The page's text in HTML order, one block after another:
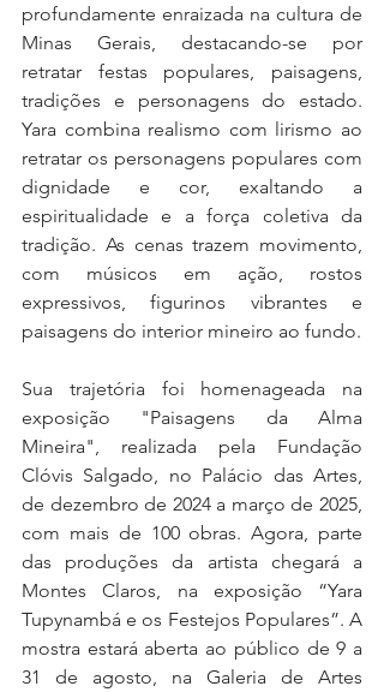
profundamente enraizada na cultura de
Minas Gerais, destacando-se por
retratar festas populares, paisagens,
tradições e personagens do estado.
Yara combina realismo com lirismo ao
retratar os personagens populares com
dignidade e cor, exaltando a
espiritualidade e a força coletiva da
tradição. As cenas trazem movimento,
com músicos em ação, rostos
expressivos, figurinos vibrantes e
paisagens do interior mineiro ao fundo.
Sua trajetória foi homenageada na
exposição "Paisagens da Alma
Mineira", realizada pela Fundação
Clóvis Salgado, no Palácio das Artes,
de dezembro de 2024 a março de 2025,
com mais de 100 obras. Agora, parte
das produções da artista chegará a
Montes Claros, na exposição “Yara
Tupynambá e os Festejos Populares”. A
mostra estará aberta ao público de 9 a
31 de agosto, na Galeria de Artes